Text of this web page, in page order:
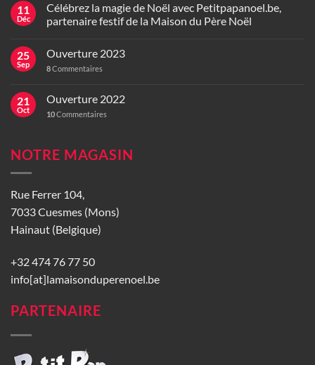
11
Déc
Célébrez la magie de Noël avec Petitpapanoel.be,
partenaire festif de la Maison du Père Noël
25
Sep
Ouverture 2023
8Commentaires
21
Oct
Ouverture 2022
10Commentaires
NOTRE MAGASIN
Rue Ferrer 104,
7033 Cuesmes (Mons)
Hainaut (Belgique)
+32 474 76 77 50
info[at]lamaisonduperenoel.be
PARTENAIRE